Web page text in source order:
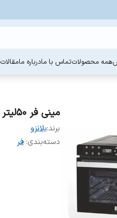
همه محصولاتتماس با مادرباره مامقالات
مینی فر 50لیتر بلانزو مدل 3500
برند:بلانزو
دسته‌بندی: فر